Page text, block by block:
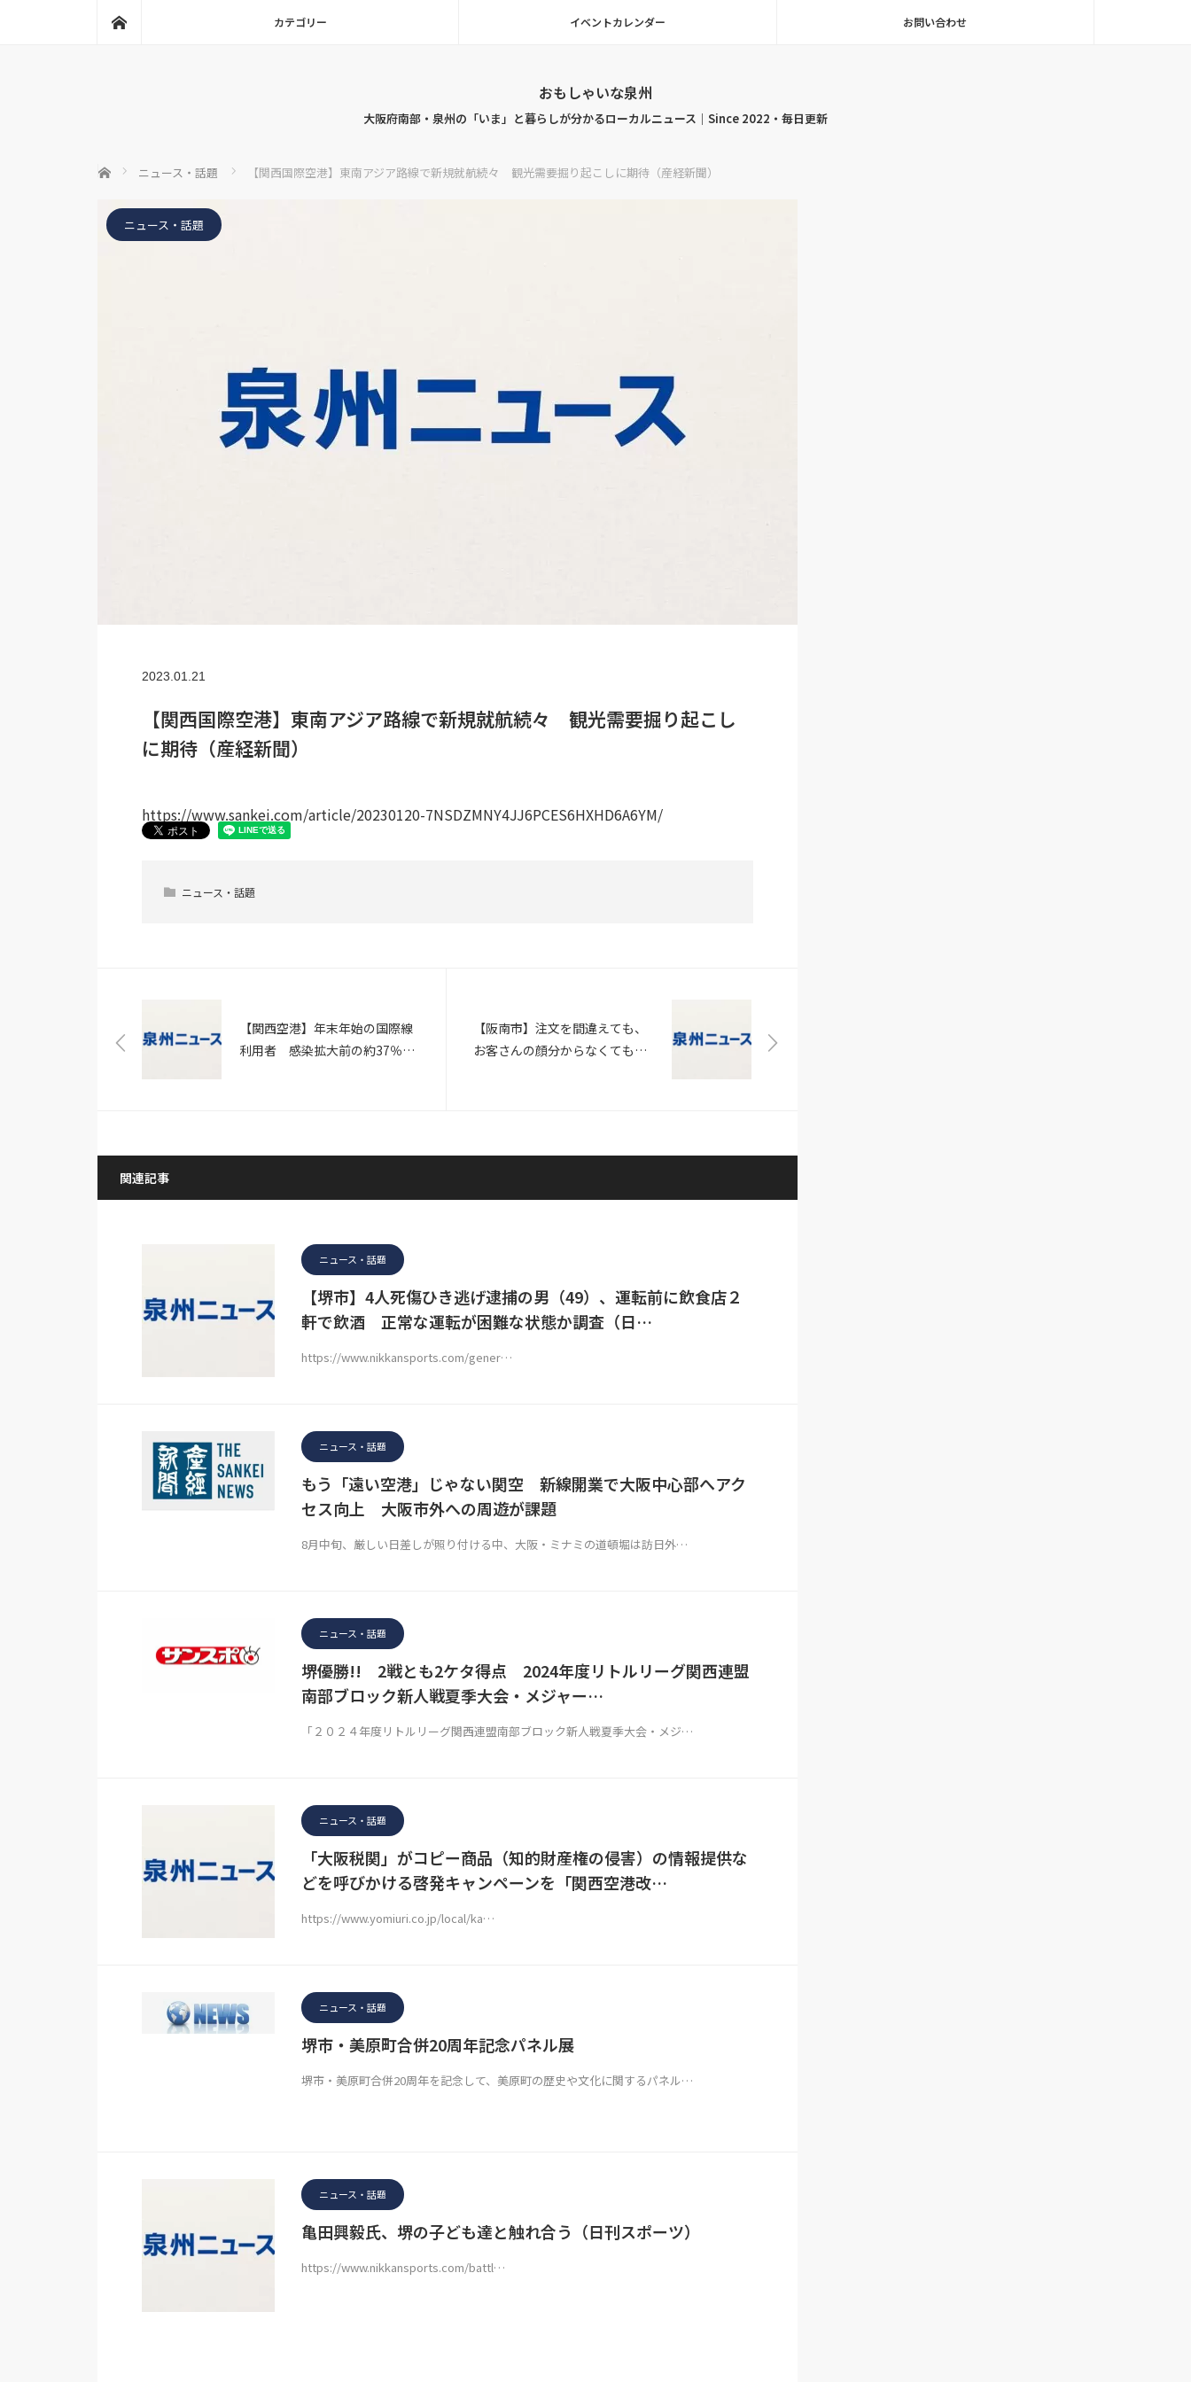
カテゴリー イベントカレンダー お問い合わせ
おもしゃいな泉州
大阪府南部・泉州の「いま」と暮らしが分かるローカルニュース｜Since 2022・毎日更新
ホーム ニュース・話題 【関西国際空港】東南アジア路線で新規就航続々 観光需要掘り起こしに期待（産経新聞）
ニュース・話題
2023.01.21
【関西国際空港】東南アジア路線で新規就航続々 観光需要掘り起こし
に期待（産経新聞）
https://www.sankei.com/article/20230120-7NSDZMNY4JJ6PCES6HXHD6A6YM/
ニュース・話題
【関西空港】年末年始の国際線
利用者 感染拡大前の約37％に
【阪南市】注文を間違えても、
お客さんの顔分からなくても…
関連記事
ニュース・話題
【堺市】4人死傷ひき逃げ逮捕の男（49）、運転前に飲食店２
軒で飲酒 正常な運転が困難な状態か調査（日…
https://www.nikkansports.com/gener…
ニュース・話題
もう「遠い空港」じゃない関空 新線開業で大阪中心部へアク
セス向上 大阪市外への周遊が課題
8月中旬、厳しい日差しが照り付ける中、大阪・ミナミの道頓堀は訪日外…
ニュース・話題
堺優勝!! 2戦とも2ケタ得点 2024年度リトルリーグ関西連盟
南部ブロック新人戦夏季大会・メジャー…
「２０２４年度リトルリーグ関西連盟南部ブロック新人戦夏季大会・メジ…
ニュース・話題
「大阪税関」がコピー商品（知的財産権の侵害）の情報提供な
どを呼びかける啓発キャンペーンを「関西空港改…
https://www.yomiuri.co.jp/local/ka…
ニュース・話題
堺市・美原町合併20周年記念パネル展
堺市・美原町合併20周年を記念して、美原町の歴史や文化に関するパネル…
ニュース・話題
亀田興毅氏、堺の子ども達と触れ合う（日刊スポーツ）
https://www.nikkansports.com/battl…